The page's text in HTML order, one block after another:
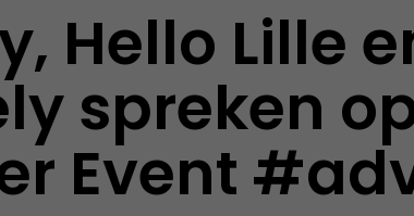
Hello Lille
spreken
Event